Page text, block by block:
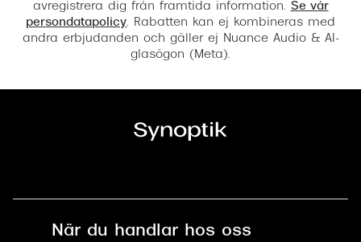
avregistrera dig från framtida information. Se vår
persondatapolicy. Rabatten kan ej kombineras med
andra erbjudanden och gäller ej Nuance Audio & AI-
glasögon (Meta).
När du handlar hos oss